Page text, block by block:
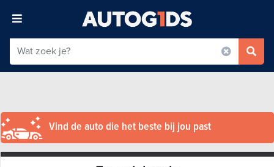
Vind de auto die het beste bij jou past